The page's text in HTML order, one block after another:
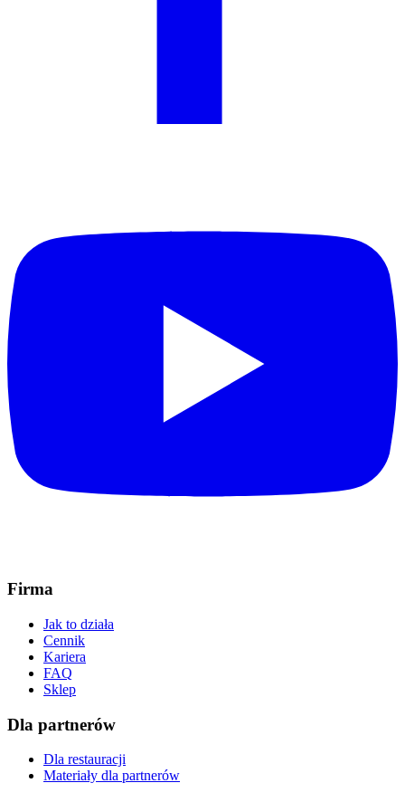
Firma
Jak to działa
Cennik
Kariera
FAQ
Sklep
Dla partnerów
Dla restauracji
Materiały dla partnerów